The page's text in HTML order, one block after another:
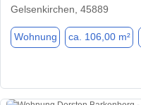
Gelsenkirchen, 45889
Wohnung ca. 106,00 m²